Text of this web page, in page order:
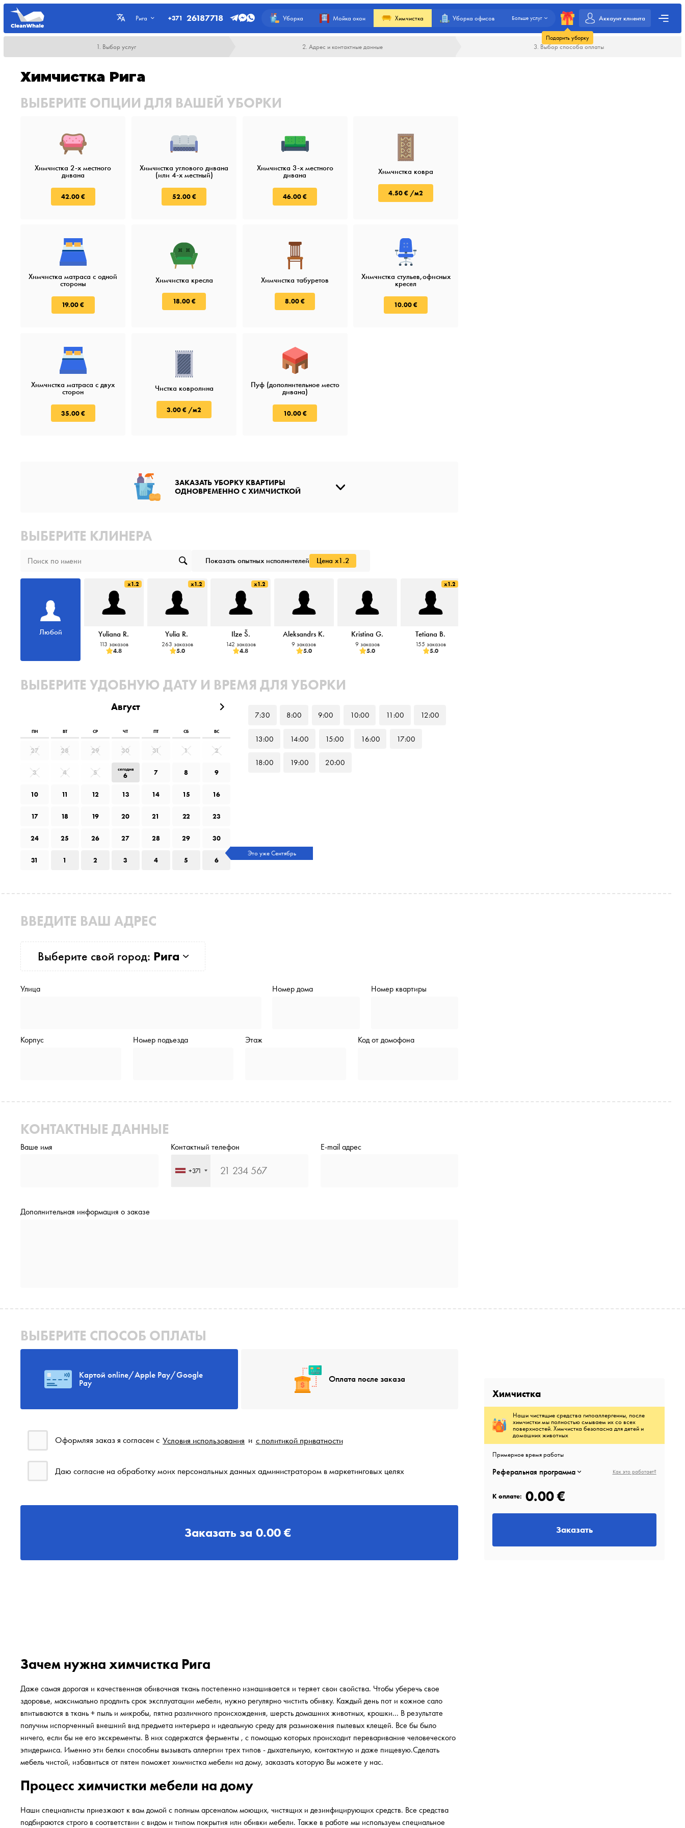
Рига +371 26187718 Уборка Мойка окон Химчистка Уборка офисов Больше услуг
Подарить уборку
Аккаунт клиента
1. Выбор услуг 2. Адрес и контактные данные 3. Выбор способа оплаты
Химчистка Рига
ВЫБЕРИТЕ ОПЦИИ ДЛЯ ВАШЕЙ УБОРКИ
Химчистка 2-х местного
дивана
42.00 €
Химчистка углового дивана
(или 4-х местный)
52.00 €
Химчистка 3-х местного
дивана
46.00 €
Химчистка ковра
4.50 € /м2
Химчистка матраса с одной
стороны
19.00 €
Химчистка кресла
18.00 €
Химчистка табуретов
8.00 €
Химчистка стульев,офисных
кресел
10.00 €
Химчистка матраса с двух
сторон
35.00 €
Чистка ковролина
3.00 € /м2
Пуф (дополнительное место
дивана)
10.00 €
ЗАКАЗАТЬ УБОРКУ КВАРТИРЫ
ОДНОВРЕМЕННО С ХИМЧИСТКОЙ
ВЫБЕРИТЕ КЛИНЕРА
Показать опытных исполнителей Цена x1.2
Любой
x1.2
Yuliana R.
113 заказов
4.8
x1.2
Yulia R.
263 заказов
5.0
x1.2
Ilze Š.
142 заказов
4.8
Aleksandrs K.
9 заказов
5.0
Kristina G.
9 заказов
5.0
x1.2
Tetiana B.
155 заказов
5.0
ВЫБЕРИТЕ УДОБНУЮ ДАТУ И ВРЕМЯ ДЛЯ УБОРКИ
Август
ПН ВТ СР ЧТ ПТ СБ ВС
27 28 29 30 31 1 2
3 4 5 сегодня
6 7 8 9
10 11 12 13 14 15 16
17 18 19 20 21 22 23
24 25 26 27 28 29 30
31 1 2 3 4 5 6
Это уже Сентябрь
7:30 8:00 9:00 10:00 11 :00 12:00
13:00 14:00 15:00 16:00 17:00
18:00 19:00 20:00
ВВЕДИТЕ ВАШ АДРЕС
Выберите свой город: Рига
Улица Номер дома Номер квартиры
Корпус Номер подъезда Этаж Код от домофона
КОНТАКТНЫЕ ДАННЫЕ
Ваше имя Контактный телефон
+371
E-mail адрес
Дополнительная информация о заказе
ВЫБЕРИТЕ СПОСОБ ОПЛАТЫ
Картой online/Apple Pay/Google
Pay Оплата после заказа
Оформляя заказ я согласен с Условия использования и с политикой приватности
Даю согласие на обработку моих персональных данных администратором в маркетинговых целях
Заказать за 0.00 €
Химчистка
Наши чистящие средства гипоаллергенны, после
химчистки мы полностью смываем их со всех
поверхностей. Химчистка безопасна для детей и
домашних животных
Примерное время работы
Реферальная программа Как это работает?
К оплате: 0.00 €
Заказать
Зачем нужна химчистка Рига
Даже самая дорогая и качественная обивочная ткань постепенно изнашивается и теряет свои свойства. Чтобы уберечь свое
здоровье, максимально продлить срок эксплуатации мебели, нужно регулярно чистить обивку. Каждый день пот и кожное сало
впитываются в ткань + пыль и микробы, пятна различного происхождения, шерсть домашних животных, крошки... В результате
получим испорченный внешний вид предмета интерьера и идеальную среду для размножения пылевых клещей. Все бы было
ничего, если бы не его экскременты. В них содержатся ферменты , с помощью которых происходит переваривание человеческого
эпидермиса. Именно эти белки способны вызывать аллергии трех типов - дыхательную, контактную и даже пищевую.Сделать
мебель чистой, избавиться от пятен поможет химчистка мебели на дому, заказать которую Вы можете у нас.
Процесс химчистки мебели на дому
Наши специалисты приезжают к вам домой с полным арсеналом моющих, чистящих и дезинфицирующих средств. Все средства
подбираются строго в соответствии с видом и типом покрытия или обивки мебели. Также в работе мы используем специальное